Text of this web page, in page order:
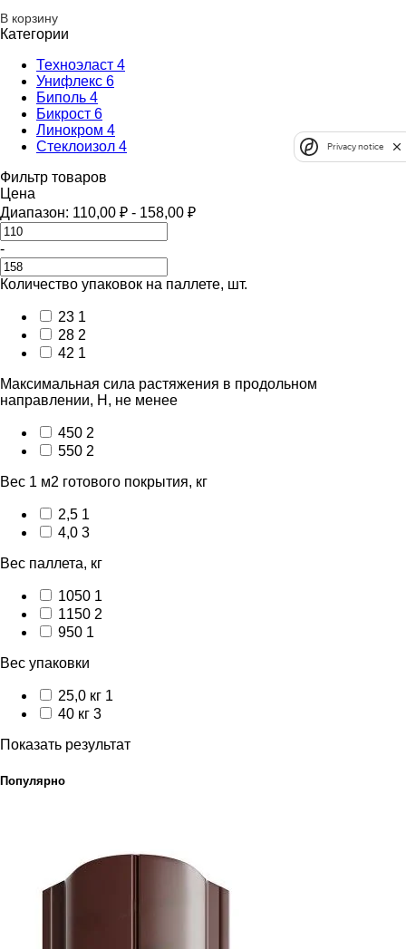
В корзину
Категории
Техноэласт 4
Унифлекс 6
Биполь 4
Бикрост 6
Линокром 4
Стеклоизол 4
Фильтр товаров
Цена
Диапазон: 110,00 ₽ - 158,00 ₽
-
Количество упаковок на паллете, шт.
23 1
28 2
42 1
Максимальная сила растяжения в продольном
направлении, Н, не менее
450 2
550 2
Вес 1 м2 готового покрытия, кг
2,5 1
4,0 3
Вес паллета, кг
1050 1
1150 2
950 1
Вес упаковки
25,0 кг 1
40 кг 3
Показать результат
Популярно
Privacy notice